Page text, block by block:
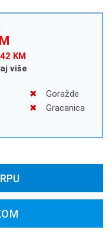
KM
više
Goražde
Gracanica